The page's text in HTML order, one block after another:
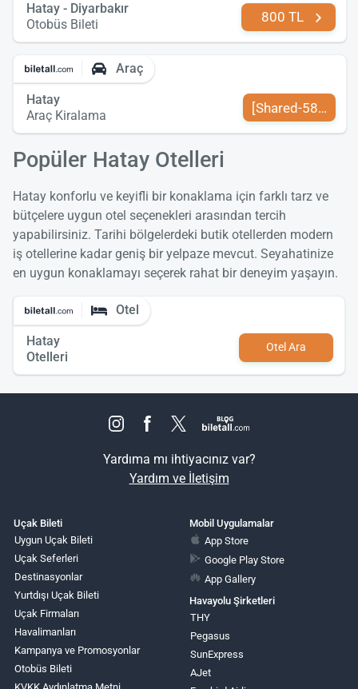
Hatay - Diyarbakır
Otobüs Bileti
800 TL
Araç
Hatay
Araç Kiralama
[Shared-589-tr-
Popüler Hatay Otelleri
Hatay konforlu ve keyifli bir konaklama için farklı tarz ve
bütçelere uygun otel seçenekleri arasından tercih
yapabilirsiniz. Tarihi bölgelerdeki butik otellerden modern
iş otellerine kadar geniş bir yelpaze mevcut. Seyahatinize
en uygun konaklamayı seçerek rahat bir deneyim yaşayın.
Otel
Hatay
Otelleri
Otel Ara
Yardıma mı ihtiyacınız var?
Yardım ve İletişim
Uçak Bileti
Uygun Uçak Bileti
Uçak Seferleri
Destinasyonlar
Yurtdışı Uçak Bileti
Uçak Firmaları
Havalimanları
Kampanya ve Promosyonlar
Otobüs Bileti
Mobil Uygulamalar
App Store
Google Play Store
App Gallery
Havayolu Şirketleri
THY
Pegasus
SunExpress
AJet